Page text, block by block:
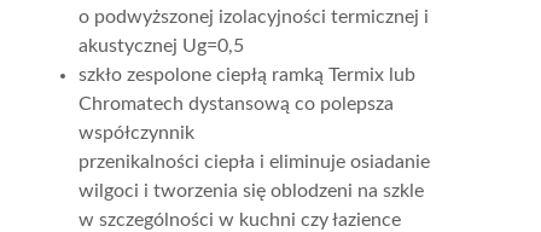
o podwyższonej izolacyjności termicznej i
akustycznej Ug=0,5
szkło zespolone ciepłą ramką Termix lub
Chromatech dystansową co polepsza
współczynnik
przenikalności ciepła i eliminuje osiadanie
wilgoci i tworzenia się oblodzeni na szkle
w szczególności w kuchni czy łazience